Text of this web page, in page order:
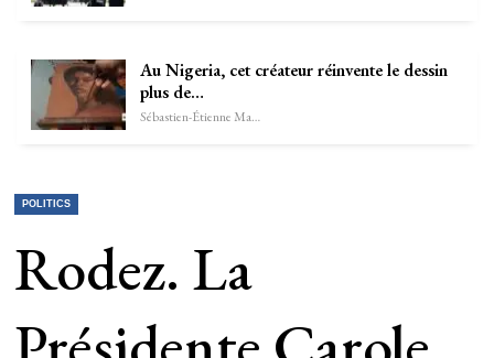
Au Nigeria, cet créateur réinvente le dessin
plus de…
Sébastien-Étienne Marechal
POLITICS
Rodez. La